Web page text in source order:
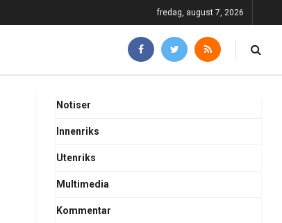
fredag, august 7, 2026
Notiser
Innenriks
Utenriks
Multimedia
Kommentar